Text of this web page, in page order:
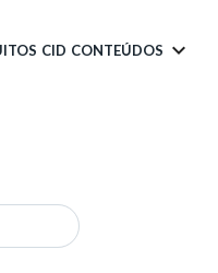
CID CONTEÚDOS